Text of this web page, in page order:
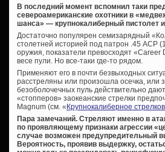
В последний момент вспомнил таки
североамериканские охотники в
шанса» — крупнокалиберный пистолет
Достаточно популярен семизарядный
столетней историей под патрон .45 ACP
оружия, показатели превосходят
весе пули. Но все-таки где-то рядом.
Применяют его в почти безвыходных
расстреляны или произошла осечка, или
безоболочечных пуль действительно
«стопперов» заокеанские стрелки
Magnum (см. « Крупнокалиберное
Пара замечаний. Стреляют именно в
по проявляющему признаки агрессии
случае возможен предупредительный
Вероятность, проявив выдержку,